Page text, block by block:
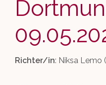
Richter/in: Niksa Lemo
Beauftragte
Aufgabenbereiche
Queen-/King of Genetics
Top Dog 1. CBD
Golden Kennel
Rassestandard
Deckrüdenbörse
Hundesport
Links
Wurfabnahmen
Ehrungen
Clubsiegerschau 2019